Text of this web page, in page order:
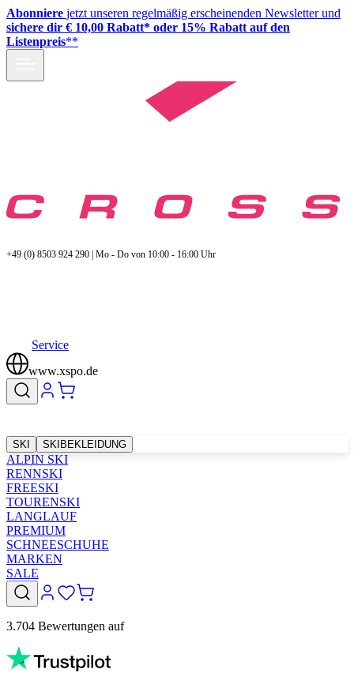
Abonniere jetzt unseren regelmäßig erscheinenden Newsletter und
sichere dir € 10,00 Rabatt* oder 15% Rabatt auf den
Listenpreis**
+49 (0) 8503 924 290 | Mo - Do von 10:00 - 16:00 Uhr
Service
www.xspo.de
SKI SKIBEKLEIDUNG
ALPIN SKI
RENNSKI
FREESKI
TOURENSKI
LANGLAUF
PREMIUM
SCHNEESCHUHE
MARKEN
SALE
3.704 Bewertungen auf